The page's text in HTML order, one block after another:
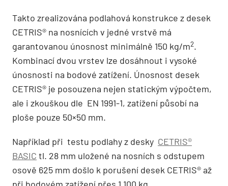
Takto zrealizována podlahová konstrukce z desek
CETRIS® na nosnících v jedné vrstvě má
garantovanou únosnost minimálně 150 kg/m2.
Kombinací dvou vrstev lze dosáhnout i vysoké
únosnosti na bodové zatížení. Únosnost desek
CETRIS® je posouzena nejen statickým výpočtem,
ale i zkouškou dle EN 1991-1, zatížení působí na
ploše pouze 50×50 mm.
Například při testu podlahy z desky CETRIS®
BASIC tl. 28 mm uložené na nosních s odstupem
osově 625 mm došlo k porušení desek CETRIS® až